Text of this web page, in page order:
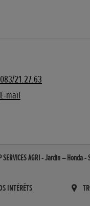
083/21.27.63
E-mail
SERVICES AGRI - Jardin – Honda
INTÉRÊTS